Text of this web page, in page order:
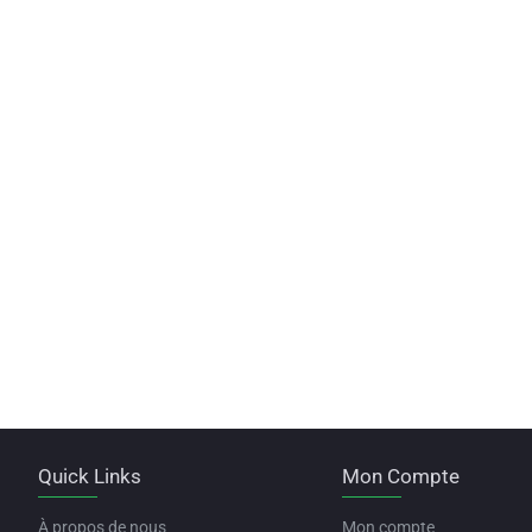
Quick Links
À propos de nous
Mon Compte
Mon compte